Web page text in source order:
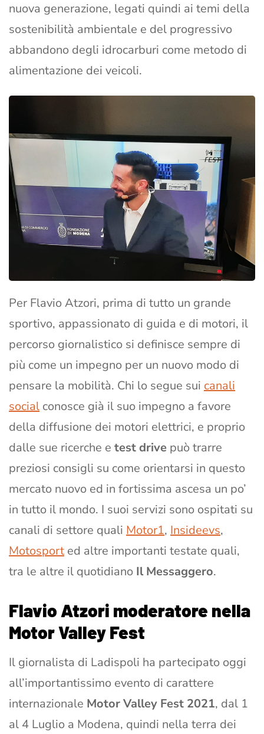
nuova generazione, legati quindi ai temi della
sostenibilità ambientale e del progressivo
abbandono degli idrocarburi come metodo di
alimentazione dei veicoli.
Per Flavio Atzori, prima di tutto un grande
sportivo, appassionato di guida e di motori, il
percorso giornalistico si definisce sempre di
più come un impegno per un nuovo modo di
pensare la mobilità. Chi lo segue sui canali
social conosce già il suo impegno a favore
della diffusione dei motori elettrici, e proprio
dalle sue ricerche e test drive può trarre
preziosi consigli su come orientarsi in questo
mercato nuovo ed in fortissima ascesa un po’
in tutto il mondo. I suoi servizi sono ospitati su
canali di settore quali Motor1, Insideevs,
Motosport ed altre importanti testate quali,
tra le altre il quotidiano Il Messaggero.
Flavio Atzori moderatore nella
Motor Valley Fest
Il giornalista di Ladispoli ha partecipato oggi
all’importantissimo evento di carattere
internazionale Motor Valley Fest 2021, dal 1
al 4 Luglio a Modena, quindi nella terra dei